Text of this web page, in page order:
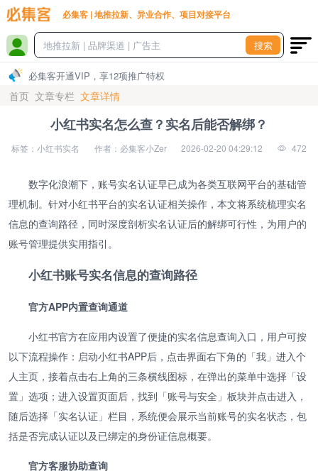
必集客 | 地推拉新、异业合作、项目对接平台
搜索
必集客开通VIP，享12项推广特权
首页 文章专栏 文章详情
小红书实名怎么查？实名后能否解绑？
标签：小红书实名 作者：必集客小Zer 2026-02-20 04:29:12 472
数字化浪潮下，账号实名认证早已成为各类互联网平台的基础管
理机制。针对小红书平台的实名认证相关操作，本文将系统梳理实名
信息的查询路径，同时深度剖析实名认证后的解绑可行性，为用户的
账号管理提供实用指引。
小红书账号实名信息的查询路径
官方APP内置查询通道
小红书官方在应用内设置了便捷的实名信息查询入口，用户可按
以下流程操作：启动小红书APP后，点击界面右下角的「我」进入个
人主页，接着点击右上角的三条横线图标，在弹出的菜单中选择「设
置」选项；进入设置页面后，找到「账号与安全」板块并点击进入，
随后选择「实名认证」栏目，系统便会展示当前账号的实名状态，包
括是否完成认证以及已绑定的身份证信息概要。
官方客服协助查询